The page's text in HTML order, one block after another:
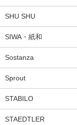
SHU SHU
SIWA・紙和
Sostanza
Sprout
STABILO
STAEDTLER